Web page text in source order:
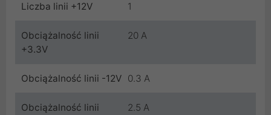
Liczba linii +12V 1
Obciążalność linii
+3.3V
20 A
Obciążalność linii -12V 0.3 A
Obciążalność linii
2.5 A